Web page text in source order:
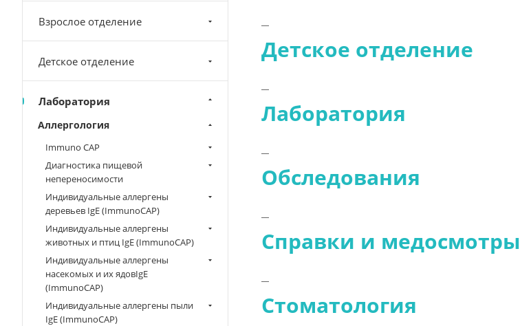
Детское отделение
Лаборатория
Обследования
Справки и медосмотры
Стоматология
Взрослое отделение
Детское отделение
Лаборатория
Аллергология
Immuno CAP
Диагностика пищевой
непереносимости
Индивидуальные аллергены
деревьев IgE (ImmunoCAP)
Индивидуальные аллергены
животных и птиц IgE (ImmunoCAP)
Индивидуальные аллергены
насекомых и их ядовIgE
(ImmunoCAP)
Индивидуальные аллергены пыли
IgE (ImmunoCAP)